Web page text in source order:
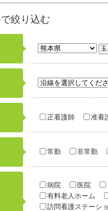
絞り込む
正看護師 准看
常勤 非常勤
病院 医院
有料老人ホーム
訪問看護ステーシ